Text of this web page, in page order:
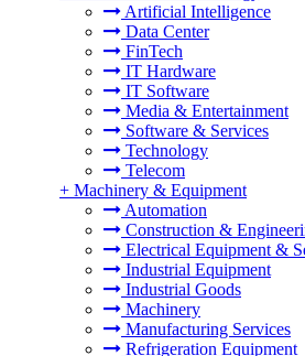
Artificial Intelligence
Data Center
FinTech
IT Hardware
IT Software
Media & Entertainment
Software & Services
Technology
Telecom
+ Machinery & Equipment
Automation
Construction &
Electrical Equipment &
Industrial Equipment
Industrial Goods
Machinery
Manufacturing Services
Refrigeration Equipment